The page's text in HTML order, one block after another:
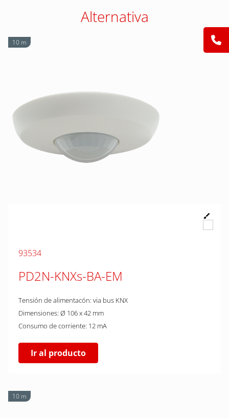
Alternativa
10 m
93534
PD2N-KNXs-BA-EM
Tensión de alimentacón: via bus KNX
Dimensiones: Ø 106 x 42 mm
Consumo de corriente: 12 mA
Ir al producto
10 m